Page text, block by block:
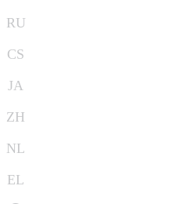
RU
CS
JA
ZH
NL
EL